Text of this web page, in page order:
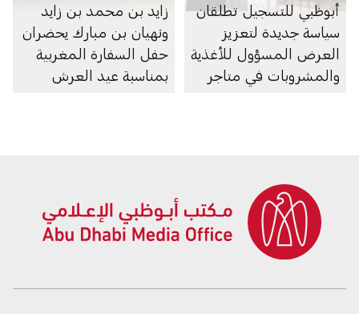
أبوظبي للتسجيل تطلقان
سياسة جديدة لتعزيز
العرض المسؤول للأغذية
والمشروبات في متاجر
زايد بن محمد بن زايد
ونهيان بن مبارك يحضران
حفل السفارة المغربية
بمناسبة عيد العرش